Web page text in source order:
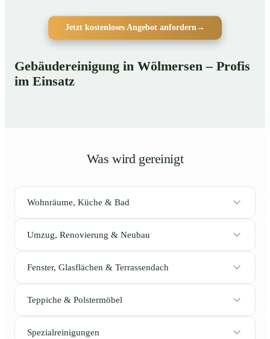
Jetzt kostenloses Angebot anfordern→
Gebäudereinigung in Wölmersen – Profis
im Einsatz
Was wird gereinigt
Wohnräume, Küche & Bad
Umzug, Renovierung & Neubau
Fenster, Glasflächen & Terrassendach
Teppiche & Polstermöbel
Spezialreinigungen